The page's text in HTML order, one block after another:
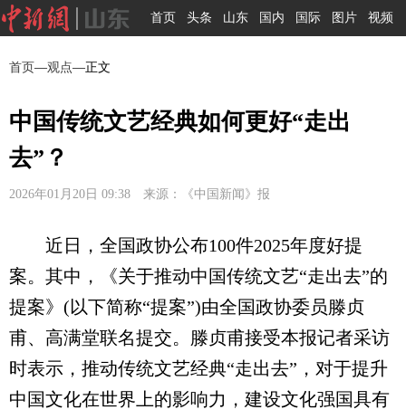
首页 头条 山东 国内 国际 图片 视频
首页—观点—正文
中国传统文艺经典如何更好“走出
去”？
2026年01月20日 09:38 来源：《中国新闻》报
近日，全国政协公布100件2025年度好提
案。其中，《关于推动中国传统文艺“走出去”的
提案》(以下简称“提案”)由全国政协委员滕贞
甫、高满堂联名提交。滕贞甫接受本报记者采访
时表示，推动传统文艺经典“走出去”，对于提升
中国文化在世界上的影响力，建设文化强国具有